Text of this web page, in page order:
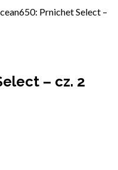
Prnichet Select –
– cz. 2